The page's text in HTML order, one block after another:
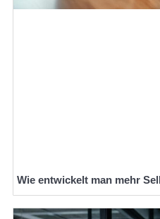
Wie entwickelt man mehr